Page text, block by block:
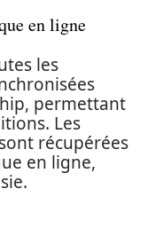
en ligne
les
permettant
Les
récupérées
en ligne,